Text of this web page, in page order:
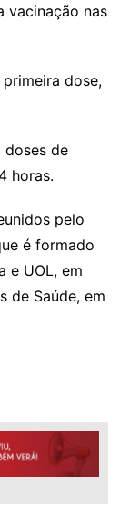
vacinação nas
dose,
doses de
horas.
pelo
é formado
e UOL, em
de Saúde, em